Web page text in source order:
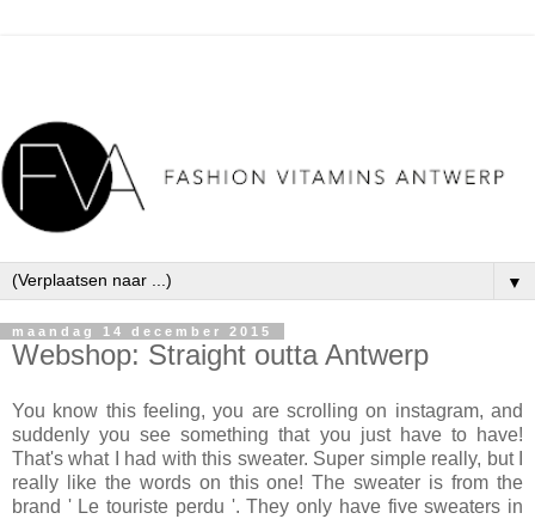
▼
maandag 14 december 2015
Webshop: Straight outta Antwerp
You know this feeling, you are scrolling on instagram, and
suddenly you seesomething that you just have to have!
That's what I had with this sweater. Super simple really, but I
really like the words on this one! The sweater isfrom the
brand ' Le touriste perdu '. They only havefivesweaters in